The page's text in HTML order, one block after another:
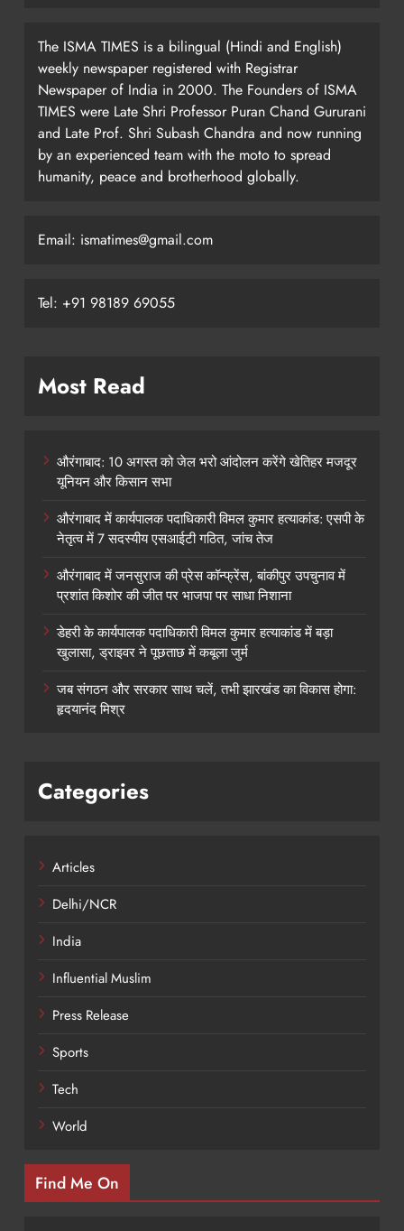
The ISMA TIMES is a bilingual (Hindi and English)
weekly newspaper registered with Registrar
Newspaper of India in 2000. The Founders of ISMA
TIMES were Late Shri Professor Puran Chand Gururani
and Late Prof. Shri Subash Chandra and now running
by an experienced team with the moto to spread
humanity, peace and brotherhood globally.
Email: ismatimes@gmail.com
Tel: +91 98189 69055
Most Read
औरंगाबाद: 10 अगस्त को जेल भरो आंदोलन करेंगे खेतिहर मजदूर
यूनियन और किसान सभा
औरंगाबाद में कार्यपालक पदाधिकारी विमल कुमार हत्याकांड: एसपी के
नेतृत्व में 7 सदस्यीय एसआईटी गठित, जांच तेज
औरंगाबाद में जनसुराज की प्रेस कॉन्फ्रेंस, बांकीपुर उपचुनाव में
प्रशांत किशोर की जीत पर भाजपा पर साधा निशाना
डेहरी के कार्यपालक पदाधिकारी विमल कुमार हत्याकांड में बड़ा
खुलासा, ड्राइवर ने पूछताछ में कबूला जुर्म
जब संगठन और सरकार साथ चलें, तभी झारखंड का विकास होगा:
हृदयानंद मिश्र
Categories
Articles
Delhi/NCR
India
Influential Muslim
Press Release
Sports
Tech
World
Find Me On